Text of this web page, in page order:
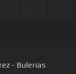
- Bulerias